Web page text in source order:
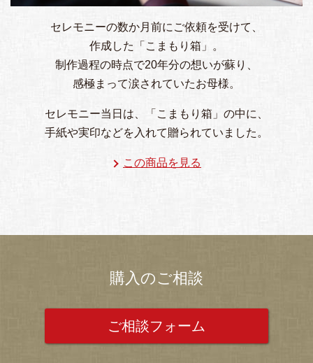
セレモニーの数か月前にご依頼を受けて、
作成した「こまもり箱」。
制作過程の時点で20年分の想いが蘇り、
感極まって涙されていたお母様。
セレモニー当日は、「こまもり箱」の中に、
手紙や実印などを入れて贈られていました。
この商品を見る
購入のご相談
ご相談フォーム